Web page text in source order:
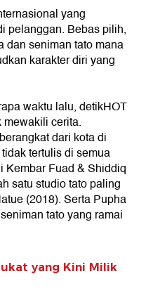
yang
pelanggan. Bebas pilih,
dan seniman tato mana
karakter diri yang
waktu lalu, detikHOT
cerita.
dari kota di
tertulis di semua
Kembar Fuad & Shiddiq
satu studio tato paling
(2018). Serta Pupha
tato yang ramai
yang Kini Milik